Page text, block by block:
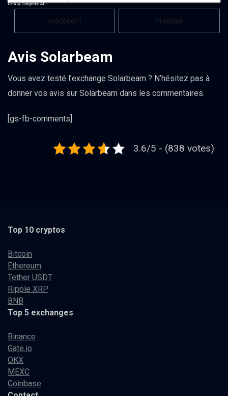
précédent Prochain
Data by Coingecko API
Avis Solarbeam
Vous avez testé l’exchange Solarbeam ? N’hésitez pas à
donner vos avis sur Solarbeam dans les commentaires.
[gs-fb-comments]
3.6/5 - (838 votes)
Top 10 cryptos
Bitcoin
Ethereum
Tether USDT
Ripple XRP
BNB
Top 5 exchanges
Binance
Gate.io
OKX
MEXC
Coinbase